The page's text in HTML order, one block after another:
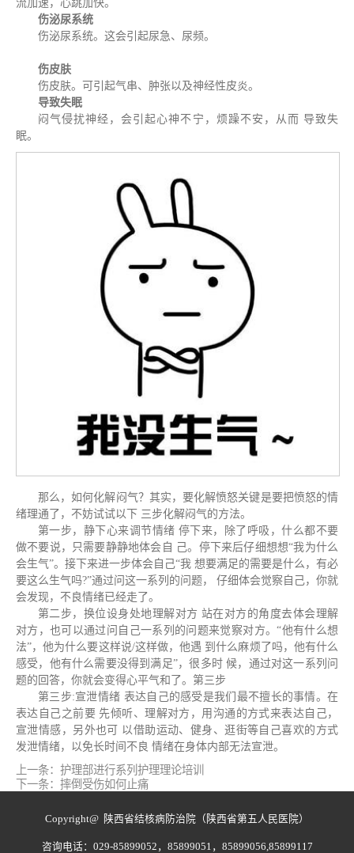
流加速，⼼跳加快。
伤泌尿系统
伤泌尿系统。这会引起尿急、尿频。
伤皮肤
伤⽪肤。可引起⽓串、肿张以及神经性⽪炎。
导致失眠
闷⽓侵扰神经，会引起⼼神不宁，烦躁不安，从⽽ 导致失
眠。
那么，如何化解闷⽓？其实，要化解愤怒关键是要把愤怒的情
绪理通了，不妨试试以下 三步化解闷⽓的⽅法。
第一步，静下⼼来调节情绪 停下来，除了呼吸，什么都不要
做不要说，只需要静静地体会⾃ ⼰。停下来后仔细想想“我为什么
会⽣⽓”。接下来进⼀步体会⾃⼰“我 想要满⾜的需要是什么，有必
要这么⽣⽓吗?”通过问这⼀系列的问题， 仔细体会觉察⾃⼰，你就
会发现，不良情绪已经⾛了。
第二步，换位设身处地理解对⽅ 站在对⽅的⻆度去体会理解
对⽅，也可以通过问⾃⼰⼀系列的问题来觉察对⽅。“他有什么想
法”，他为什么要这样说/这样做，他遇 到什么麻烦了吗，他有什么
感受，他有什么需要没得到满⾜”，很多时 候，通过对这⼀系列问
题的回答，你就会变得⼼平⽓和了。第三步
第三步:宣泄情绪 表达⾃⼰的感受是我们最不擅⻓的事情。在
表达⾃⼰之前要 先倾听、理解对⽅，⽤沟通的⽅式来表达⾃⼰，
宣泄情感，另外也可 以借助运动、健身、逛街等⾃⼰喜欢的⽅式
发泄情绪，以免⻓时间不良 情绪在身体内部⽆法宣泄。
上一条： 护理部进行系列护理理论培训
下一条： 摔倒受伤如何止痛
Copyright@ 陕西省结核病防治院（陕西省第五人民医院）
咨询电话：029-85899052，85899051，85899056,85899117